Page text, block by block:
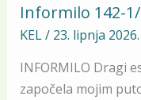
Informilo 142-
KEL/ 23. lipnja 2026.
INFORMILO Dragi
započela mojim
Informilo
142-